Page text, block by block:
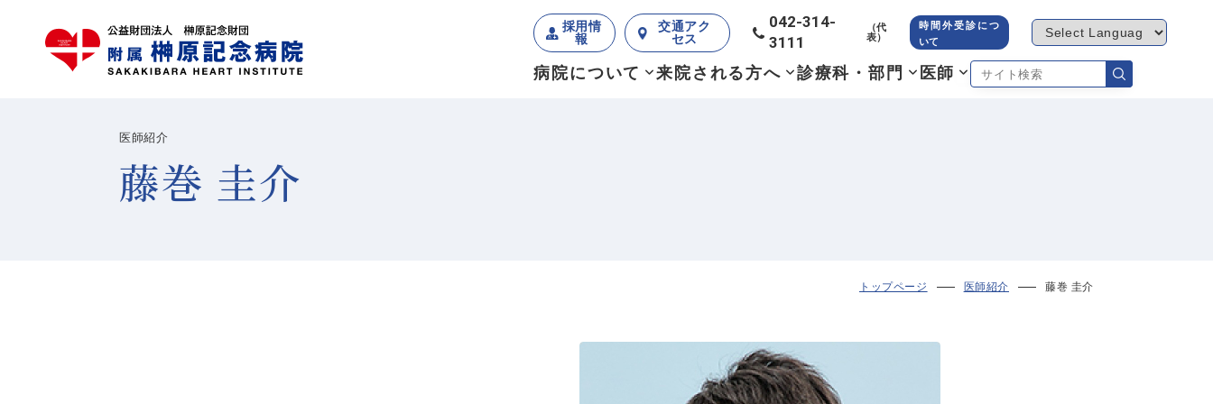
採用情
報
交通アク
セス
042-314-
3111
（代
表）
時間外受診につ
いて
病院について 来院される方へ 診療科・部門 医師
医師紹介
藤巻 圭介
トップページ 医師紹介 藤巻 圭介